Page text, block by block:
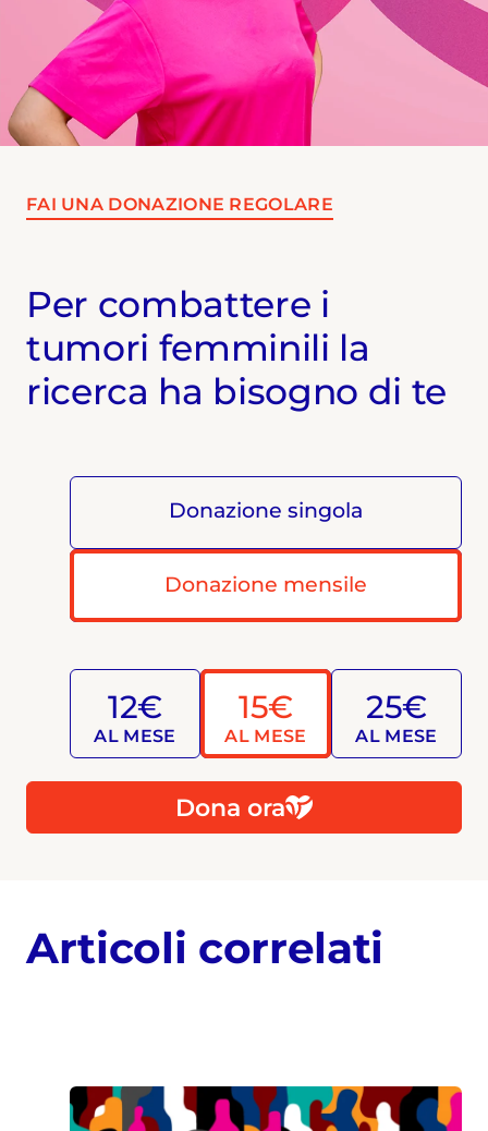
FAI UNA DONAZIONE REGOLARE
Per combattere i
tumori femminili la
ricerca ha bisogno di te
Donazione singola
Donazione mensile
12€
AL MESE
15€
AL MESE
25€
AL MESE
Dona ora
Articoli correlati